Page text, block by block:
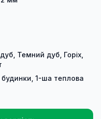
Темний дуб, Горіх,
будинки, 1-ша теплова